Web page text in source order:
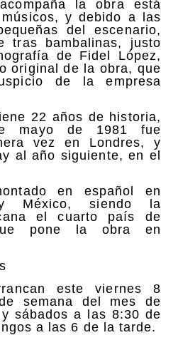
la obra está
y debido a las
del escenario,
tras bambalinas, justo
de Fidel López,
original de la obra, que
de la empresa
22 años de historia,
mayo de 1981 fue
vez en Londres, y
al año siguiente, en el
en español en
México, siendo la
el cuarto país de
pone la obra en
este viernes 8
semana del mes de
sábados a las 8:30 de
a las 6 de la tarde.